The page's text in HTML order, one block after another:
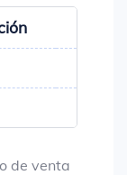
de venta